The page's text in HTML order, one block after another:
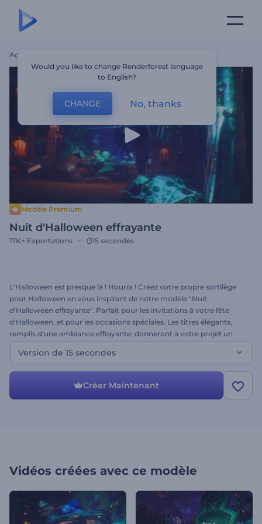
Accueil
Modèle Premium
Nuit d'Halloween effrayante
17K+ Exportations 15 secondes
L'Halloween est presque là ! Hourra ! Créez votre propre sortilège
pour Halloween en vous inspirant de notre modèle "Nuit
d’Halloween effrayante". Parfait pour les invitations à votre fête
d'Halloween, et pour les occasions spéciales. Les titres élégants,
remplis d'une ambiance effrayante, donneront à votre projet un
caractère unique. Faites un essai en téléchargeant votre logo, en
modifiant le texte et en ajoutant de la musique. Ceci est la version
Version de 15 secondes
Créer Maintenant
Vidéos créées avec ce modèle
Would you like to change Renderforest language
to English?
CHANGE No, thanks